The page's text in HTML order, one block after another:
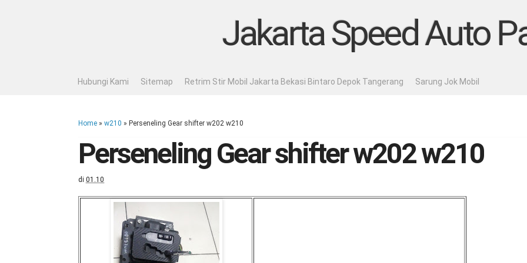
Jakarta Speed Auto
Hubungi Kami Sitemap Retrim Stir Mobil Jakarta Bekasi Bintaro Depok Tangerang Sarung Jok Mobil
Home » w210 » Perseneling Gear shifter w202 w210
Perseneling Gear shifter w202 w210
di 01.10